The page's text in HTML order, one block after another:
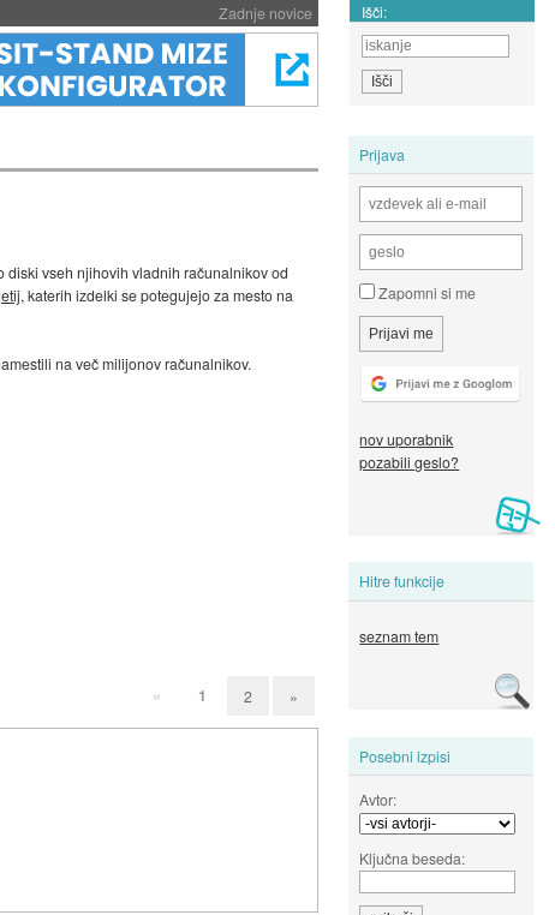
Zadnje novice Išči:
Prijava
Zapomni si me
nov uporabnik
pozabili geslo?
Hitre funkcije
seznam tem
Posebni izpisi
Avtor:
Ključna beseda:
vseh njihovih vladnih računalnikov od
, katerih izdelki se potegujejo za mesto na
na več milijonov računalnikov.
« 1 2 »